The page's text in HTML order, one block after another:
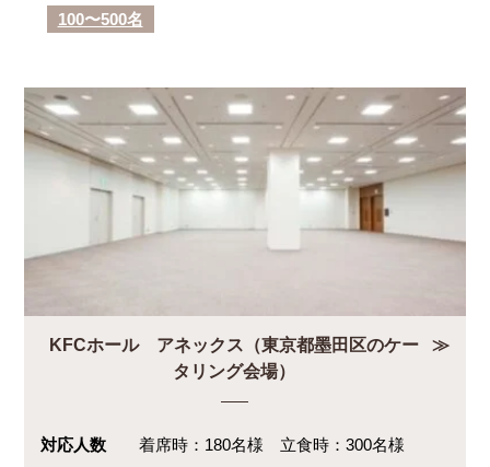
100〜500名
KFCホール アネックス（東京都墨田区のケー
タリング会場）
対応人数 着席時：180名様 立食時：300名様